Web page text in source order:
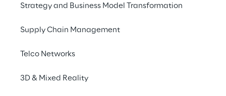
Strategy and Business Model Transformation
Supply Chain Management
Telco Networks
3D & Mixed Reality
5° edizione dell' AI Week, uno dei più grandi